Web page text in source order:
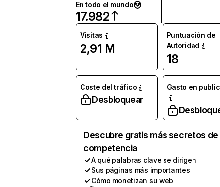
En todo el mundo
17.982
Visitas
2,91 M
Puntuación de
Autoridad
18
Coste del tráfico
Desbloquear
Gasto en
Descubre gratis más secretos de
competencia
A qué palabras clave se dirigen
Sus páginas más importantes
Cómo monetizan su web